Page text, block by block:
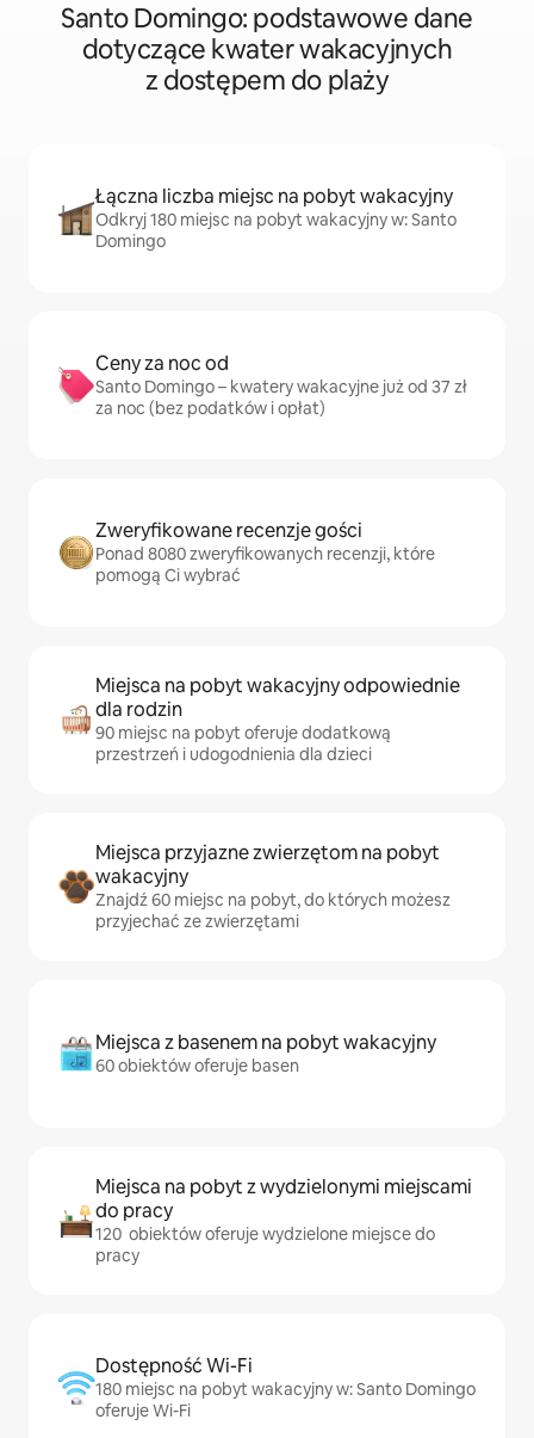
Santo Domingo: podstawowe dane
dotyczące kwater wakacyjnych
z dostępem do plaży
Łączna liczba miejsc na pobyt wakacyjny
Odkryj 180 miejsc na pobyt wakacyjny w: Santo
Domingo
Ceny za noc od
Santo Domingo – kwatery wakacyjne już od 37 zł
za noc (bez podatków i opłat)
Zweryfikowane recenzje gości
Ponad 8080 zweryfikowanych recenzji, które
pomogą Ci wybrać
Miejsca na pobyt wakacyjny odpowiednie
dla rodzin
90 miejsc na pobyt oferuje dodatkową
przestrzeń i udogodnienia dla dzieci
Miejsca przyjazne zwierzętom na pobyt
wakacyjny
Znajdź 60 miejsc na pobyt, do których możesz
przyjechać ze zwierzętami
Miejsca z basenem na pobyt wakacyjny
60 obiektów oferuje basen
Miejsca na pobyt z wydzielonymi miejscami
do pracy
120 obiektów oferuje wydzielone miejsce do
pracy
Dostępność Wi-Fi
180 miejsc na pobyt wakacyjny w: Santo Domingo
oferuje Wi-Fi